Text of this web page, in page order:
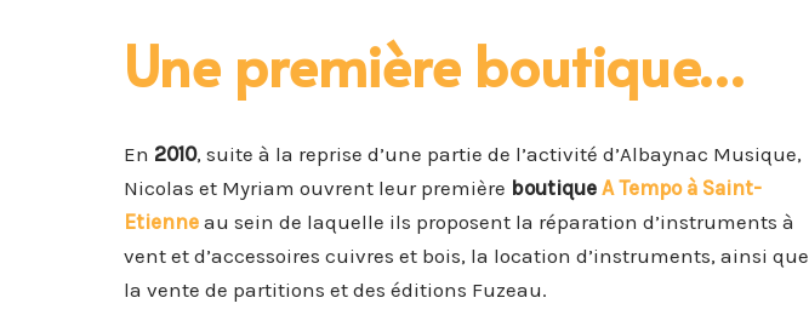
Une première boutique…
En 2010, suite à la reprise d’une partie de l’activité d’Albaynac Musique,
Nicolas et Myriam ouvrent leur première boutique A Tempo à Saint-
Etienne au sein de laquelle ils proposent la réparation d’instruments à
vent et d’accessoires cuivres et bois, la location d’instruments, ainsi que
la vente de partitions et des éditions Fuzeau.